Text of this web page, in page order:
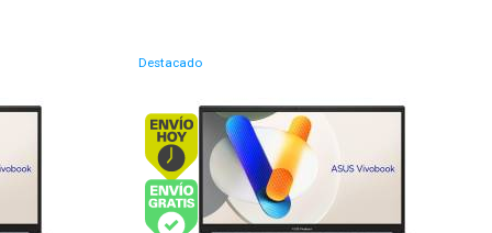
Destacado
Envío hoy. Comprando antes de 13Hs.